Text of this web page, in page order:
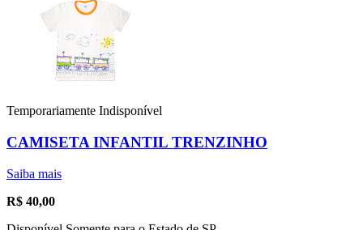
Temporariamente Indisponível
CAMISETA INFANTIL TRENZINHO
Saiba mais
R$ 40,00